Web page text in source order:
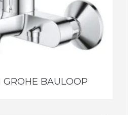
GROHE BAULOOP